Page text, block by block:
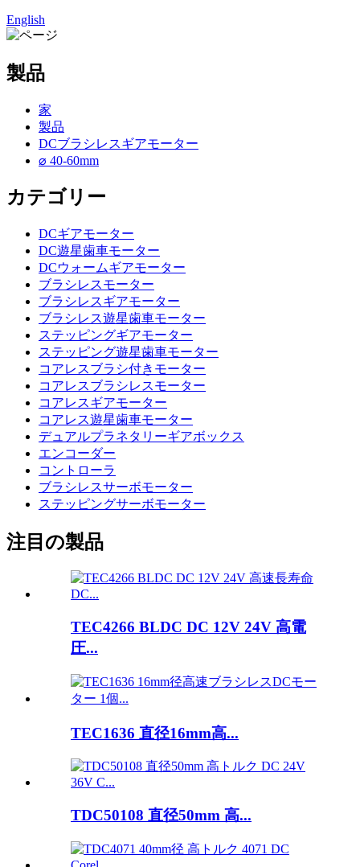
English
製品
家
製品
DCブラシレスギアモーター
⌀ 40-60mm
カテゴリー
DCギアモーター
DC遊星歯車モーター
DCウォームギアモーター
ブラシレスモーター
ブラシレスギアモーター
ブラシレス遊星歯車モーター
ステッピングギアモーター
ステッピング遊星歯車モーター
コアレスブラシ付きモーター
コアレスブラシレスモーター
コアレスギアモーター
コアレス遊星歯車モーター
デュアルプラネタリーギアボックス
エンコーダー
コントローラ
ブラシレスサーボモーター
ステッピングサーボモーター
注目の製品
TEC4266 BLDC DC 12V 24V 高電
圧...
TEC1636 直径16mm高...
TDC50108 直径50mm 高...